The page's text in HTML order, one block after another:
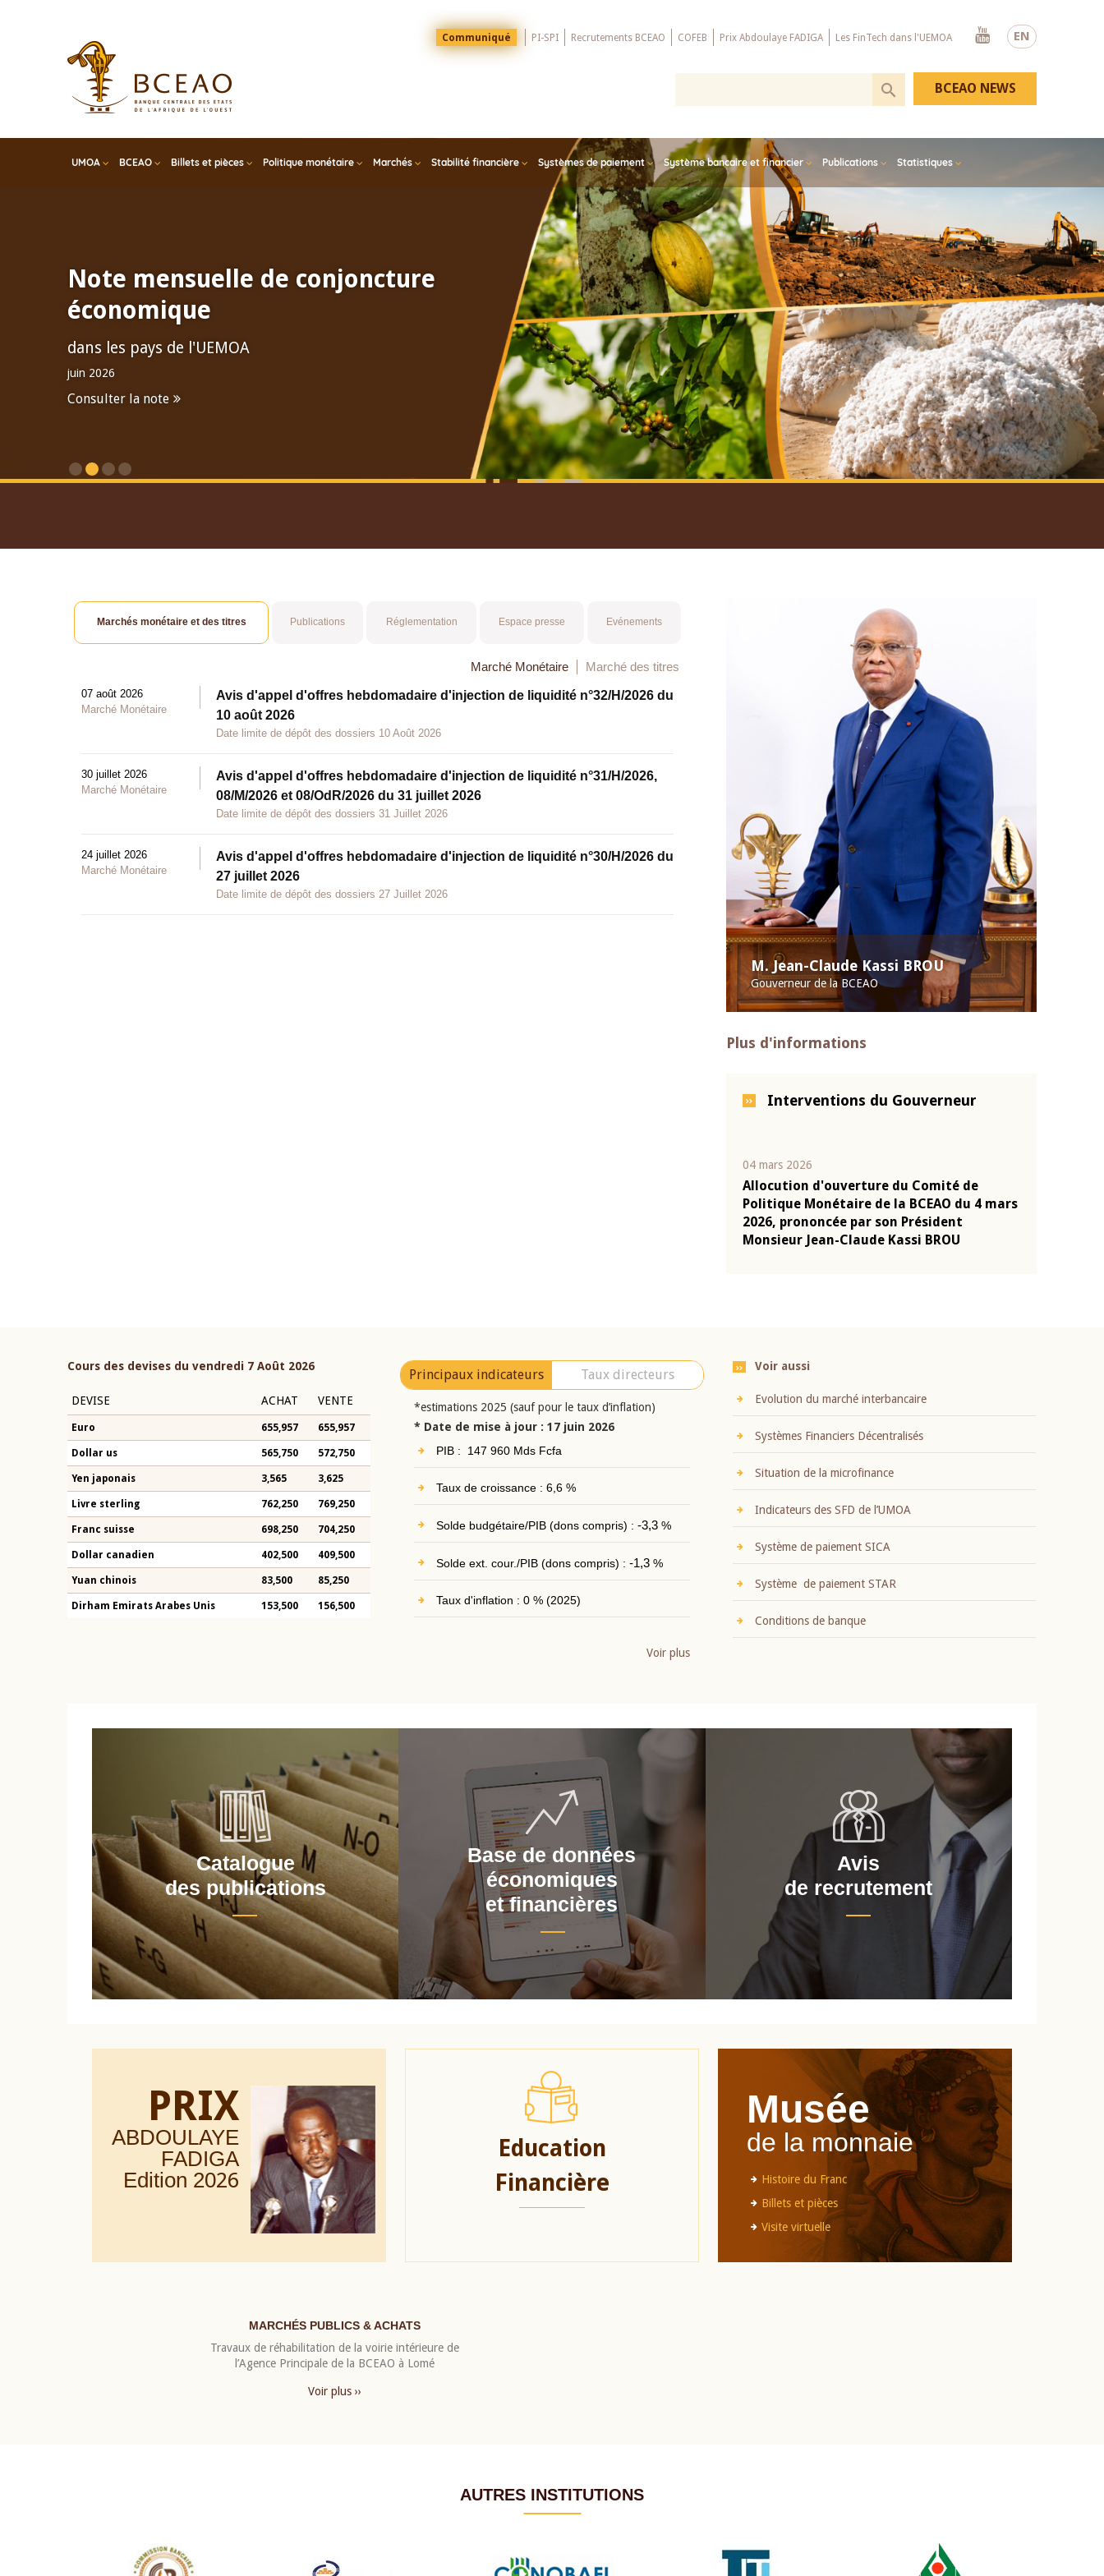
EN
Menu
Top
Communiqué PI-SPI Recrutements BCEAO COFEB Prix Abdoulaye FADIGA Les FinTech dans l'UEMOA
Youtube
UMOA BCEAO Billets et pièces Politique monétaire Marchés Stabilité financière Systèmes de paiement Système bancaire et financier Publications Statistiques
BCEAO NEWS
Note mensuelle de conjoncture
économique
dans les pays de l'UEMOA
juin 2026
Consulter la note
M. Jean-Claude Kassi BROU
Gouverneur de la BCEAO
Plus d'informations
Interventions du Gouverneur
04 mars 2026
Allocution d'ouverture du Comité de
Politique Monétaire de la BCEAO du 4 mars
2026, prononcée par son Président
Monsieur Jean-Claude Kassi BROU
Marchés monétaire et des titres Publications Réglementation Espace presse Evénements
Marché Monétaire Marché des titres
07 août 2026
Marché Monétaire
Avis d'appel d'offres hebdomadaire d'injection de liquidité n°32/H/2026 du
10 août 2026
Date limite de dépôt des dossiers 10 Août 2026
30 juillet 2026
Marché Monétaire
Avis d'appel d'offres hebdomadaire d'injection de liquidité n°31/H/2026,
08/M/2026 et 08/OdR/2026 du 31 juillet 2026
Date limite de dépôt des dossiers 31 Juillet 2026
24 juillet 2026
Marché Monétaire
Avis d'appel d'offres hebdomadaire d'injection de liquidité n°30/H/2026 du
27 juillet 2026
Date limite de dépôt des dossiers 27 Juillet 2026
Cours des devises du vendredi 7 Août 2026
DEVISE ACHAT VENTE
Euro 655,957 655,957
Dollar us 565,750 572,750
Yen japonais 3,565 3,625
Livre sterling 762,250 769,250
Franc suisse 698,250 704,250
Dollar canadien 402,500 409,500
Yuan chinois 83,500 85,250
Dirham Emirats Arabes Unis 153,500 156,500
Principaux indicateurs Taux directeurs
*estimations 2025 (sauf pour le taux d’inflation)
* Date de mise à jour : 17 juin 2026
PIB : 147 960 Mds Fcfa
Taux de croissance : 6,6 %
Solde budgétaire/PIB (dons compris) : -3,3%
Solde ext. cour./PIB (dons compris) : -1,3%
Taux d'inflation : 0 % (2025)
Voir plus
Voir aussi
Evolution du marché interbancaire
Systèmes Financiers Décentralisés
Situation de la microfinance
Indicateurs des SFD de l’UMOA
Système de paiement SICA
Système de paiement STAR
Conditions de banque
Catalogue
des publications
Base de données
économiques
et financières
Avis
de recrutement
PRIX
ABDOULAYE
FADIGA
Edition 2026
Education
Financière
Musée
de la monnaie
Histoire du Franc
Billets et pièces
Visite virtuelle
MARCHÉS PUBLICS & ACHATS
Travaux de réhabilitation de la voirie intérieure de
l’Agence Principale de la BCEAO à Lomé
Voir plus ››
AUTRES INSTITUTIONS